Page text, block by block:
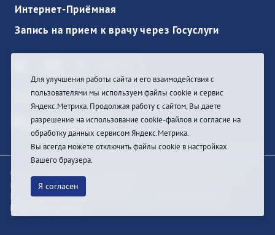
Интернет-Приёмная
Запись на прием к врачу через Госуслуги
Войти
© При цитировании информации с сайта ссылка на
первоисточник обязательна
Разработка и техподдержка сайта
Pragmatic Studio
Для улучшения работы сайта и его взаимодействия с
пользователями мы используем файлы cookie и сервис
Яндекс.Метрика. Продолжая работу с сайтом, Вы даете
разрешение на использование cookie-файлов и согласие на
обработку данных сервисом Яндекс.Метрика.
Вы всегда можете отключить файлы cookie в настройках
Вашего браузера.
Я согласен